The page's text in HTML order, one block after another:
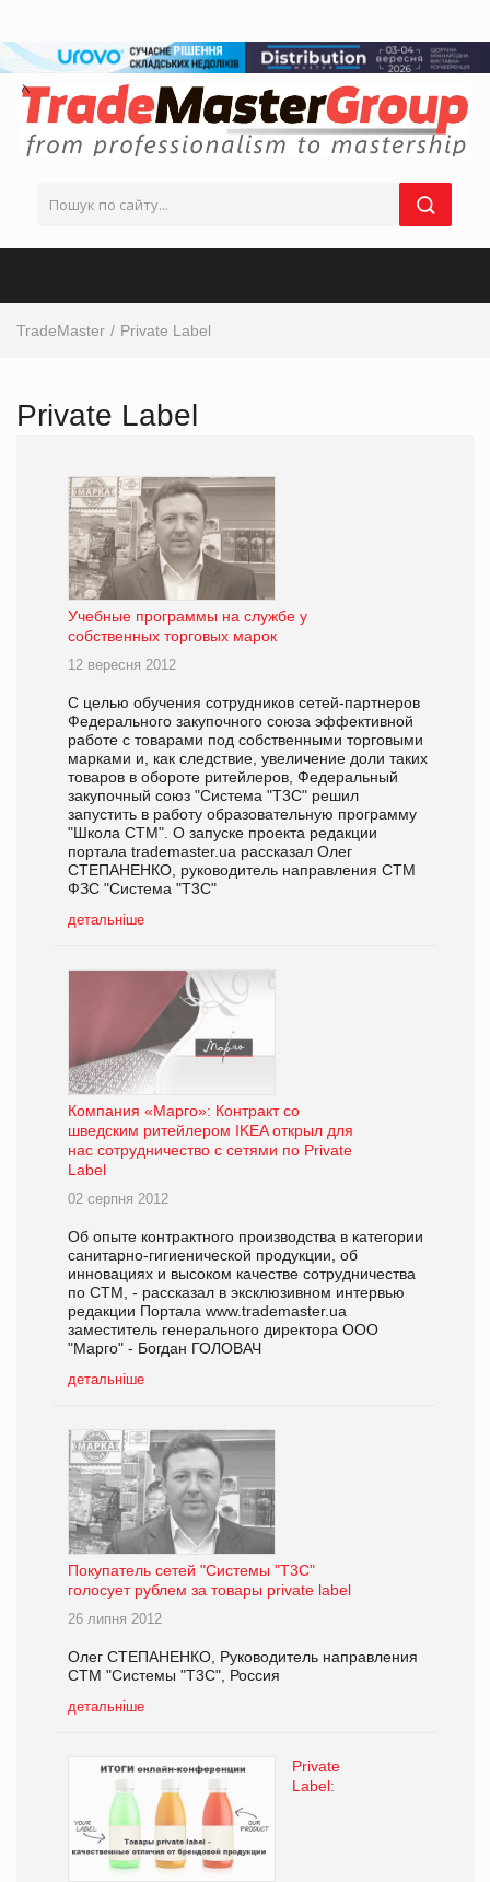
TradeMaster Private Label
Private Label
Учебные программы на службе у
собственных торговых марок
12 вересня 2012
С целью обучения сотрудников сетей-партнеров
Федерального закупочного союза эффективной
работе с товарами под собственными торговыми
марками и, как следствие, увеличение доли таких
товаров в обороте ритейлеров, Федеральный
закупочный союз "Система "Т3С" решил
запустить в работу образовательную программу
"Школа СТМ". О запуске проекта редакции
портала trademaster.ua рассказал Олег
СТЕПАНЕНКО, руководитель направления СТМ
ФЗС "Система "Т3С"
детальніше
Компания «Марго»: Контракт со
шведским ритейлером IKEA открыл для
нас сотрудничество с сетями по Private
Label
02 серпня 2012
Об опыте контрактного производства в категории
санитарно-гигиенической продукции, об
инновациях и высоком качестве сотрудничества
по СТМ, - рассказал в эксклюзивном интервью
редакции Портала www.trademaster.ua
заместитель генерального директора ООО
"Марго" - Богдан ГОЛОВАЧ
детальніше
Покупатель сетей "Системы "Т3С"
голосует рублем за товары private label
26 липня 2012
Олег СТЕПАНЕНКО, Руководитель направления
СТМ "Системы "Т3С", Россия
детальніше
Private
Label: